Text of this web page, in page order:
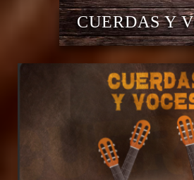
CUERDAS Y